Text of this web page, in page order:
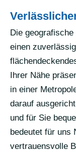
Die
einen
Ihrer Nähe
in einer
darauf
und für Sie
bedeutet für uns
vertrauensvolle